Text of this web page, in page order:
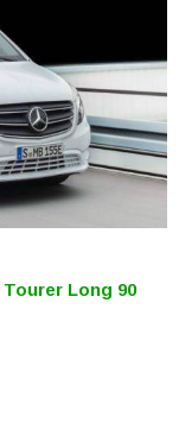
Long 90